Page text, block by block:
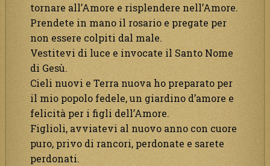
tornare all’Amore e risplendere nell’Amore.
Prendete in mano il rosario e pregate per
non essere colpiti dal male.
Vestitevi di luce e invocate il Santo Nome
di Gesù.
Cieli nuovi e Terra nuova ho preparato per
il mio popolo fedele, un giardino d’amore e
felicità per i figli dell’Amore.
Figlioli, avviatevi al nuovo anno con cuore
puro, privo di rancori, perdonate e sarete
perdonati.